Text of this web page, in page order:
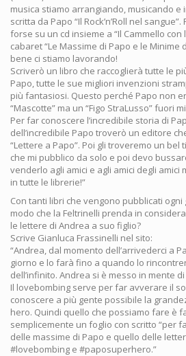
musica stiamo arrangiando, musicando e
scritta da Papo “Il Rock’n’Roll nel
forse su un cd insieme a “Il Cammello con
cabaret “Le Massime di Papo e le Minime
bene ci stiamo lavorando!
Scriverò un libro che raccoglierà tutte le
Papo, tutte le sue migliori invenzioni
più fantasiosi. Questo perché Papo non
“Mascotte” ma un “Figo StraLusso” fuori
Per far conoscere l’incredibile storia di
dell’incredibile Papo troverò un editore
“Lettere a Papo”. Poi gli troveremo un
che mi pubblico da solo e poi devo
venderlo agli amici e agli amici degli
in tutte le librerie!”
Con tanti libri che vengono pubblicati
modo che la Feltrinelli prenda in
le lettere di Andrea a suo figlio?
Scrive Gianluca Frassinelli nel sito:
“Andrea, dal momento dell’arrivederci a
giorno e lo farà fino a quando lo
dell’infinito. Andrea si è messo in mente
Il lovebombing serve per far avverare il
conoscere a più gente possibile la
hero. Quindi quello che possiamo fare è
semplicemente un foglio con scritto “per
delle massime di Papo e quello delle
#lovebombing e #paposuperhero.”